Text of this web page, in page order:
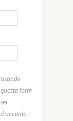
Usando
questo form
sei
d'accordo